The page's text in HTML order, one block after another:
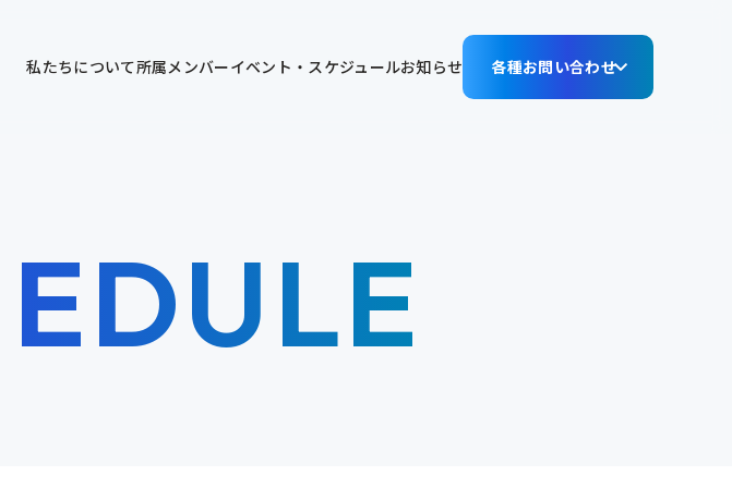
私たちについて所属メンバーイベント・スケジュールお知らせ 各種お問い合わせ